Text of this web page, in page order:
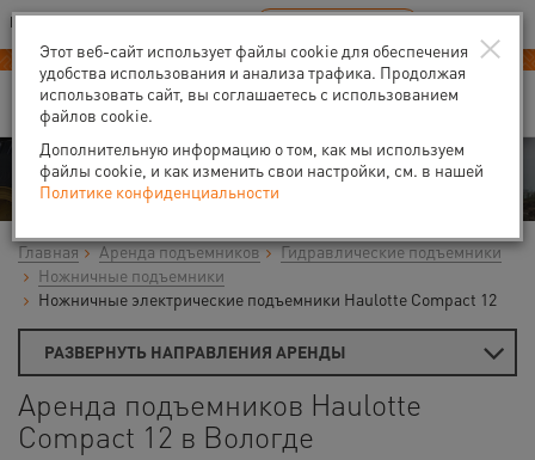
Ваш город:Вологда
В Вашем регионе нет наших офисов
Новый прайс-лист с 01.02.2025
RU EN
Аренда
Главная Аренда подъемников
Гидравлические подъемники
Ножничные подъемники
Ножничные электрические подъемники Haulotte Compact 12
РАЗВЕРНУТЬ НАПРАВЛЕНИЯ АРЕНДЫ
Аренда подъемников Haulotte
Compact 12 в Вологде
×
Этот веб-сайт использует файлы cookie для обеспечения
удобства использования и анализа трафика. Продолжая
использовать сайт, вы соглашаетесь с использованием
файлов cookie.
Дополнительную информацию о том, как мы используем
файлы cookie, и как изменить свои настройки, см. в нашей
Политике конфиденциальности